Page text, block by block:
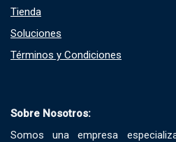
Tienda
Soluciones​
Términos y Condiciones​
Sobre Nosotros:
Somos una empresa